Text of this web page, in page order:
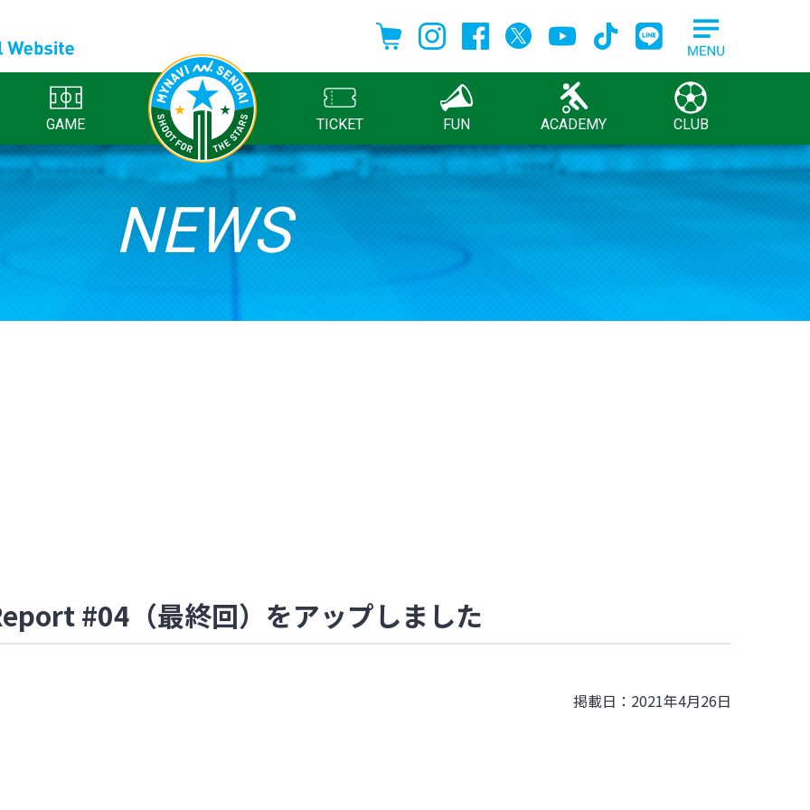
GAME TICKET FUN ACADEMY CLUB
NEWS
#04（最終回）をアップしました
掲載日：2021年4月26日